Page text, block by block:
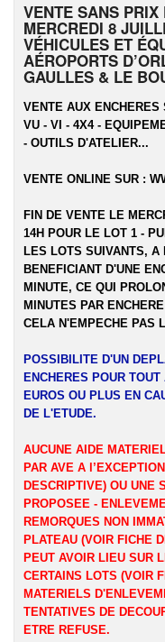
VENTE SANS
MERCREDI 8
VÉHICULES ET
AÉROPORTS
GAULLES & LE
VENTE AUX
VU - VI - 4X4 -
- OUTILS D'ATELIER...
VENTE ONLINE SUR :
FIN DE VENTE LE
14H POUR LE LOT 1 -
LES LOTS SUIVANTS,
BENEFICIANT D'UNE
MINUTE, CE QUI
MINUTES PAR
CELA N'EMPECHE PAS
POSSIBILITE D'UN
ENCHERES POUR
EUROS OU PLUS EN
DE L'ETUDE.
AUCUNE AIDE
PAR AVE A
DESCRIPTIVE) OU UNE
PROPOSEE -
REMORQUES NON
PLATEAU (VOIR FICHE
PEUT AVOIR LIEU SUR
CERTAINS LOTS (VOIR
MATERIELS
TENTATIVES DE
ETRE REFUSE.